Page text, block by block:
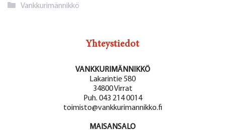
Kategoriat
Vankkurimännikkö
Yhteystiedot
VANKKURIMÄNNIKKÖ
Lakarintie 580
34800 Virrat
Puh. 043 214 0014
toimisto@vankkurimannikko.fi
MAISANSALO